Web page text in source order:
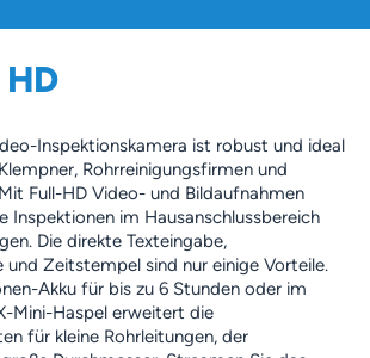
Inspektionskamera ist robust und ideal
Rohrreinigungsfirmen und
Full-HD Video- und Bildaufnahmen
Inspektionen im Hausanschlussbereich
Die direkte Texteingabe,
Zeitstempel sind nur einige Vorteile.
Akku für bis zu 6 Stunden oder im
Mini-Haspel erweitert die
für kleine Rohrleitungen, der